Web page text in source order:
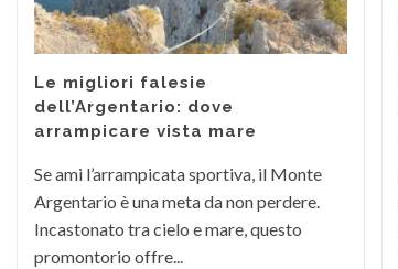
Le migliori falesie
dell’Argentario: dove
arrampicare vista mare
Se ami l’arrampicata sportiva, il Monte
Argentario è una meta da non perdere.
Incastonato tra cielo e mare, questo
promontorio offre...